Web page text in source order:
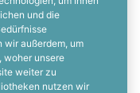
und die
wir außerdem, um
woher unsere
weiter zu
nutzen wir